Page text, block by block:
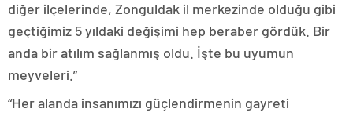
diğer ilçelerinde, Zonguldak il merkezinde olduğu gibi
geçtiğimiz 5 yıldaki değişimi hep beraber gördük. Bir
anda bir atılım sağlanmış oldu. İşte bu uyumun
meyveleri.”
“Her alanda insanımızı güçlendirmenin gayreti